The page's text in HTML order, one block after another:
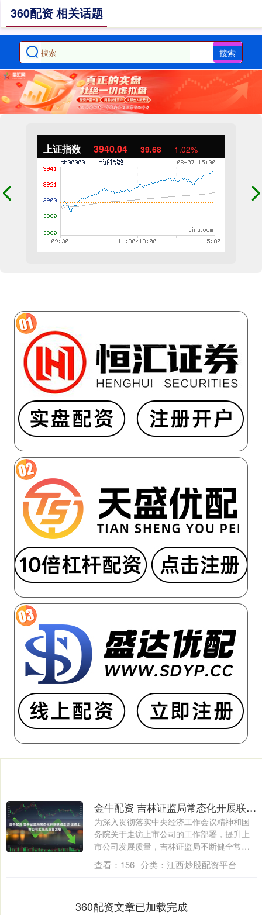
搜索
上证指数 3940.04 39.68 1.02%
360配资 相关话题
金牛配资 吉林证监局常态化开展联动走访 促进上市公司实现高质量发展
为深入贯彻落实中央经济工作会议精神和国
务院关于走访上市公司的工作部署，提升上
市公司发展质量，吉林证监局不断健全常态
化走访....
查看： 156 分类： 江西炒股配资平台
360配资文章已加载完成